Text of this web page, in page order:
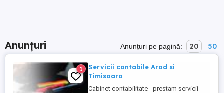
Anunțuri Anunțuri pe pagină: 20 50
1
Servicii contabile Arad si
Timisoara
Cabinet contabilitate - prestam servicii